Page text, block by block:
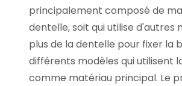
principalement composé de
dentelle, soit qui utilise d'autres
plus de la dentelle pour fixer la
différents modèles qui utilisent
comme matériau principal. Le